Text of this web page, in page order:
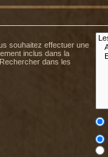
souhaitez effectuer une
inclus dans la
dans les